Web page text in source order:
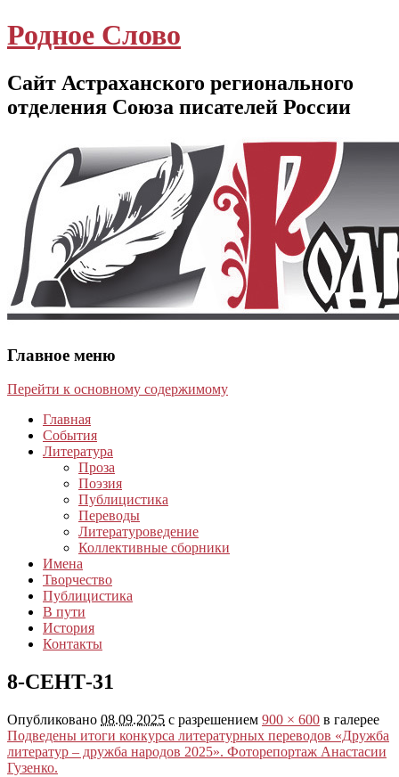
Родное Слово
Сайт Астраханского регионального
отделения Союза писателей России
Главное меню
Перейти к основному содержимому
Главная
События
Литература
Проза
Поэзия
Публицистика
Переводы
Литературоведение
Коллективные сборники
Имена
Творчество
Публицистика
В пути
История
Контакты
8-СЕНТ-31
Опубликовано 08.09.2025 с разрешением 900 × 600 в галерее
Подведены итоги конкурса литературных переводов «Дружба
литератур – дружба народов 2025». Фоторепортаж Анастасии
Гузенко.